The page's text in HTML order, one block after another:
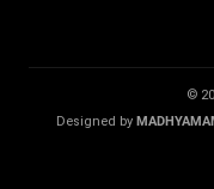
©
Designed by